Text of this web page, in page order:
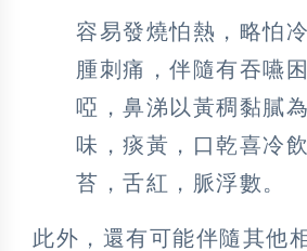
容易發燒怕熱，略怕
腫刺痛，伴隨有吞嚥
啞，鼻涕以黃稠黏膩
味，痰黃，口乾喜冷
苔，舌紅，脈浮數。
此外，還有可能伴隨其他